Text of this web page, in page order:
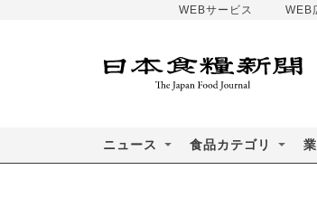
WEBサービス WEB
ニュース 食品カテゴリ